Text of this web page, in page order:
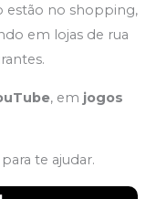
estão no shopping,
em lojas de rua
, em jogos
te ajudar.